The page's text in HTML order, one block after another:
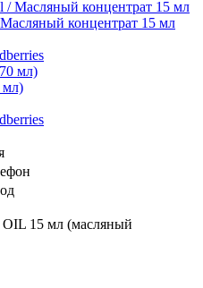
концентрат 15 мл
мл)
15 мл (масляный